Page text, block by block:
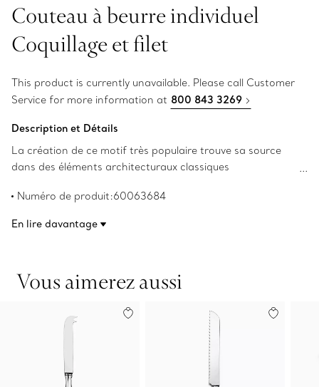
Couteau à beurre individuel
Coquillage et filet
This product is currently unavailable. Please call Customer
Service for more information at 800 843 3269
Description et Détails
La création de ce motif très populaire trouve sa source
dans des éléments architecturaux classiques
III. Couteau à beurre individuel en argent sterling à
Numéro de produit:60063684
En lire davantage
Vous aimerez aussi